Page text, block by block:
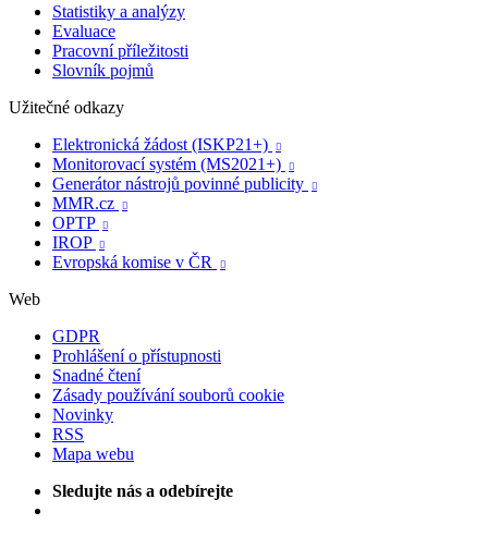
Statistiky a analýzy
Evaluace
Pracovní příležitosti
Slovník pojmů
Užitečné odkazy
Elektronická žádost (ISKP21+)

Monitorovací systém (MS2021+) 
Generátor nástrojů povinné publicity 
MMR.cz 
OPTP 
IROP 
Evropská komise v ČR 
Web
GDPR
Prohlášení o přístupnosti
Snadné čtení
Zásady používání souborů cookie
Novinky
RSS
Mapa webu
Sledujte nás a odebírejte